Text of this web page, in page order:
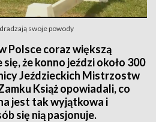
swoje powody
Polsce coraz większą
że konno jeździ około 300
Jeździeckich Mistrzostw
Książ opowiadali, co
jest tak wyjątkowa i
się nią pasjonuje.